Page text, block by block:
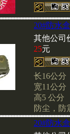
20#防水
其他公司
25元
长16公分
宽11公分
高5 公分
防尘，防
20#防水